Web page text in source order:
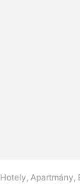
Hotely, Apartmány,